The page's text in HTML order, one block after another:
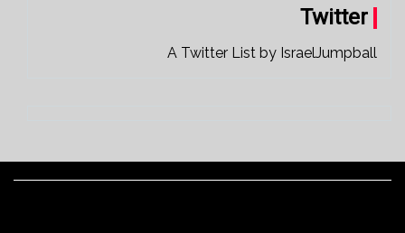
Twitter
A Twitter List by IsraelJumpball